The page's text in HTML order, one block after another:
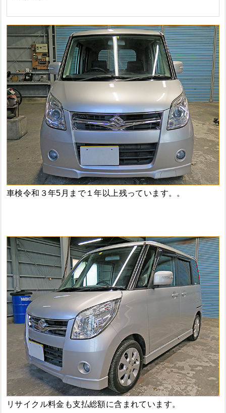
車検令和３年5月まで１年以上残っています。。
リサイクル料金も支払総額に含まれています。